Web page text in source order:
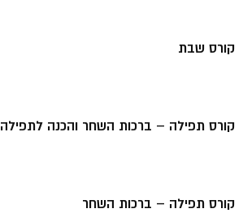
קורס שבת
קורס תפילה – ברכות השחר והכנה לתפילה
קורס תפילה – ברכות השחר